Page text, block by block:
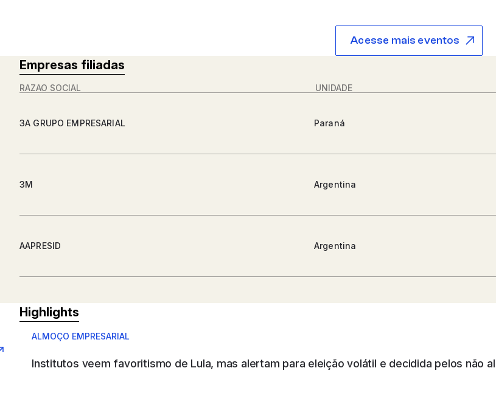
Acesse mais eventos
Empresas filiadas
RAZÃO SOCIAL UNIDADE
3A GRUPO EMPRESARIAL Paraná
3M Argentina
AAPRESID Argentina
ABB SAU
ABB WOOD São Paulo
Highlights
ALMOÇO EMPRESARIAL
Institutos veem favoritismo de Lula, mas alertam para eleição volátil e decidida pelos não